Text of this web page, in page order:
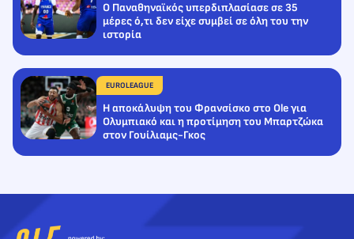
Ο Παναθηναϊκός υπερδιπλασίασε σε 35
μέρες ό,τι δεν είχε συμβεί σε όλη του την
ιστορία
EUROLEAGUE
Η αποκάλυψη του Φρανσίσκο στο Ole για
Ολυμπιακό και η προτίμηση του Μπαρτζώκα
στον Γουίλιαμς-Γκος